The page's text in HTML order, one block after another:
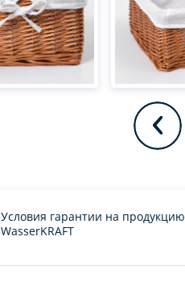
Условия гарантии на продукцию
WasserKRAFT